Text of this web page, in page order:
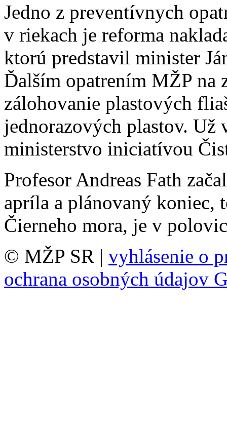
Jedno z preventívnych
v riekach je reforma
ktorú predstavil minister
Ďalším opatrením MŽP na
zálohovanie plastových
jednorazových plastov. Už
ministerstvo iniciatívou
Profesor Andreas Fath
apríla a plánovaný koniec,
Čierneho mora, je v
© MŽP SR | vyhlásenie o
ochrana osobných údajov